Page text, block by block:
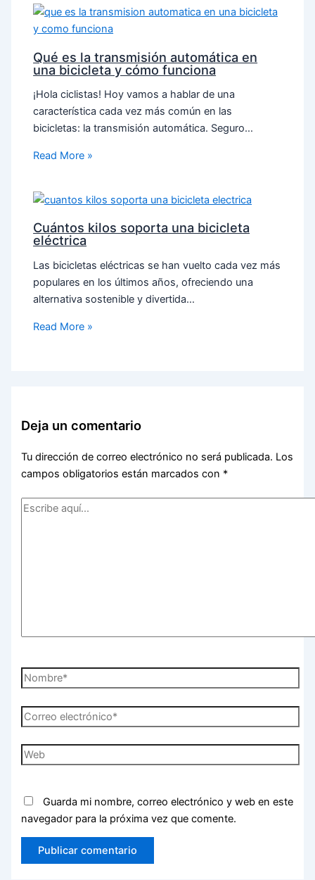
Qué es la transmisión automática en
una bicicleta y cómo funciona
¡Hola ciclistas! Hoy vamos a hablar de una
característica cada vez más común en las
bicicletas: la transmisión automática. Seguro…
Read More »
Cuántos kilos soporta una bicicleta
eléctrica
Las bicicletas eléctricas se han vuelto cada vez más
populares en los últimos años, ofreciendo una
alternativa sostenible y divertida…
Read More »
Deja un comentario
Tu dirección de correo electrónico no será publicada. Los
campos obligatorios están marcados con *
Escribe
Nombre*
Correo
electrónico*
Web
Guarda mi nombre, correo electrónico y web en este
navegador para la próxima vez que comente.